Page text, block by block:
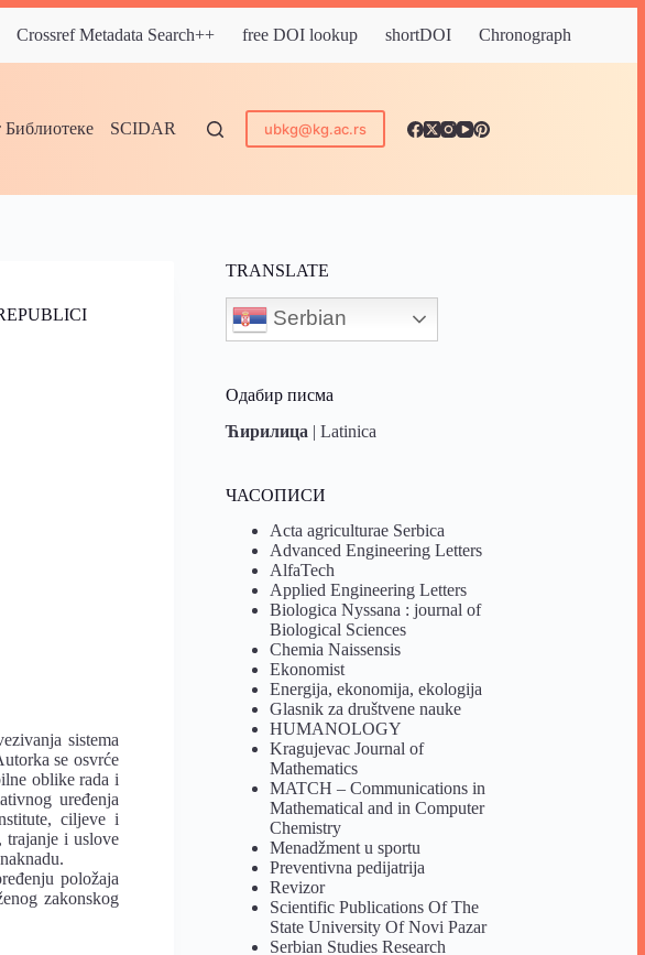
Crossref Metadata Search++ free DOI lookup shortDOI Chronograph
Библиотеке SCIDAR ubkg@kg.ac.rs
sistema
se osvrće
oblike rada i
uređenja
ciljeve i
trajanje i uslove
položaja
zakonskog
TRANSLATE
Serbian
Одабир писма
Ћирилица |Latinica
ЧАСОПИСИ
Acta agriculturae Serbica
Advanced Engineering Letters
AlfaTech
Applied Engineering Letters
Biologica Nyssana : journal of
Biological Sciences
Chemia Naissensis
Ekonomist
Energija, ekonomija, ekologija
Glasnik za društvene nauke
HUMANOLOGY
Kragujevac Journal of
Mathematics
MATCH – Communications in
Mathematical and in Computer
Chemistry
Menadžment u sportu
Preventivna pedijatrija
Revizor
Scientific Publications Of The
State University Of Novi Pazar
Serbian Studies Research